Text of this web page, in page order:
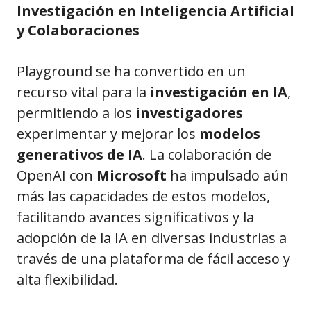
Investigación en Inteligencia Artificial
y Colaboraciones
Playground se ha convertido en un
recurso vital para la investigación en IA,
permitiendo a los investigadores
experimentar y mejorar los modelos
generativos de IA. La colaboración de
OpenAI con Microsoft ha impulsado aún
más las capacidades de estos modelos,
facilitando avances significativos y la
adopción de la IA en diversas industrias a
través de una plataforma de fácil acceso y
alta flexibilidad.